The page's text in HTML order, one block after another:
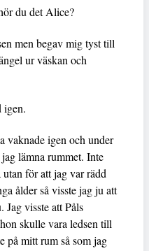
du det Alice?
men begav mig tyst till
ur väskan och
igen.
vaknade igen och under
lämna rummet. Inte
för att jag var rädd
ålder så visste jag ju att
Jag visste att Påls
skulle vara ledsen till
på mitt rum så som jag